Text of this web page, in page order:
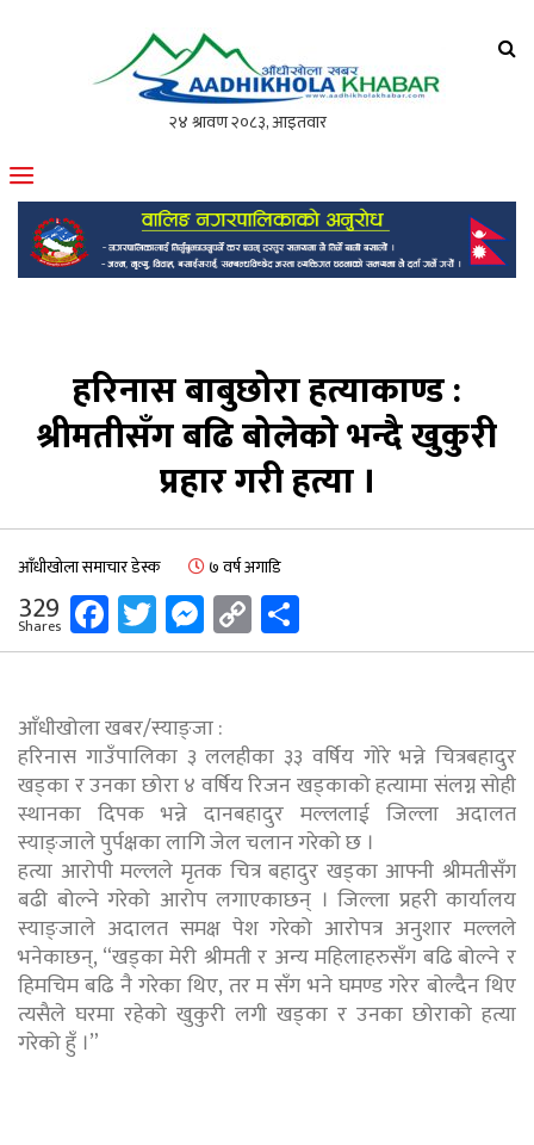
मोफसलकै लोकप्रिय अनलाइन पत्रिका
हरिनास बाबुछोरा हत्याकाण्ड :
श्रीमतीसँग बढि बोलेको भन्दै खुकुरी
प्रहार गरी हत्या ।
आँधीखोला समाचार डेस्क ७ वर्ष अगाडि
329
Shares Facebook
Twitter
Messenger
Copy
Link
आँधीखोला खबर/स्याङ्जा :
हरिनास गाउँपालिका ३ ललहीका ३३ वर्षिय गोरे भन्ने चित्रबहादुर
खड्का र उनका छोरा ४ वर्षिय रिजन खड्काको हत्यामा संलग्न सोही
स्थानका दिपक भन्ने दानबहादुर मल्ललाई जिल्ला अदालत
स्याङ्जाले पुर्पक्षका लागि जेल चलान गरेको छ ।
हत्या आरोपी मल्लले मृतक चित्र बहादुर खड्का आफ्नी श्रीमतीसँग
बढी बोल्ने गरेको आरोप लगाएकाछन् । जिल्ला प्रहरी कार्यालय
स्याङ्जाले अदालत समक्ष पेश गरेको आरोपत्र अनुशार मल्लले
भनेकाछन्, “खड्का मेरी श्रीमती र अन्य महिलाहरुसँग बढि बोल्ने र
हिमचिम बढि नै गरेका थिए, तर म सँग भने घमण्ड गरेर बोल्दैन थिए
त्यसैले घरमा रहेको खुकुरी लगी खड्का र उनका छोराको हत्या
गरेको हुँ ।”